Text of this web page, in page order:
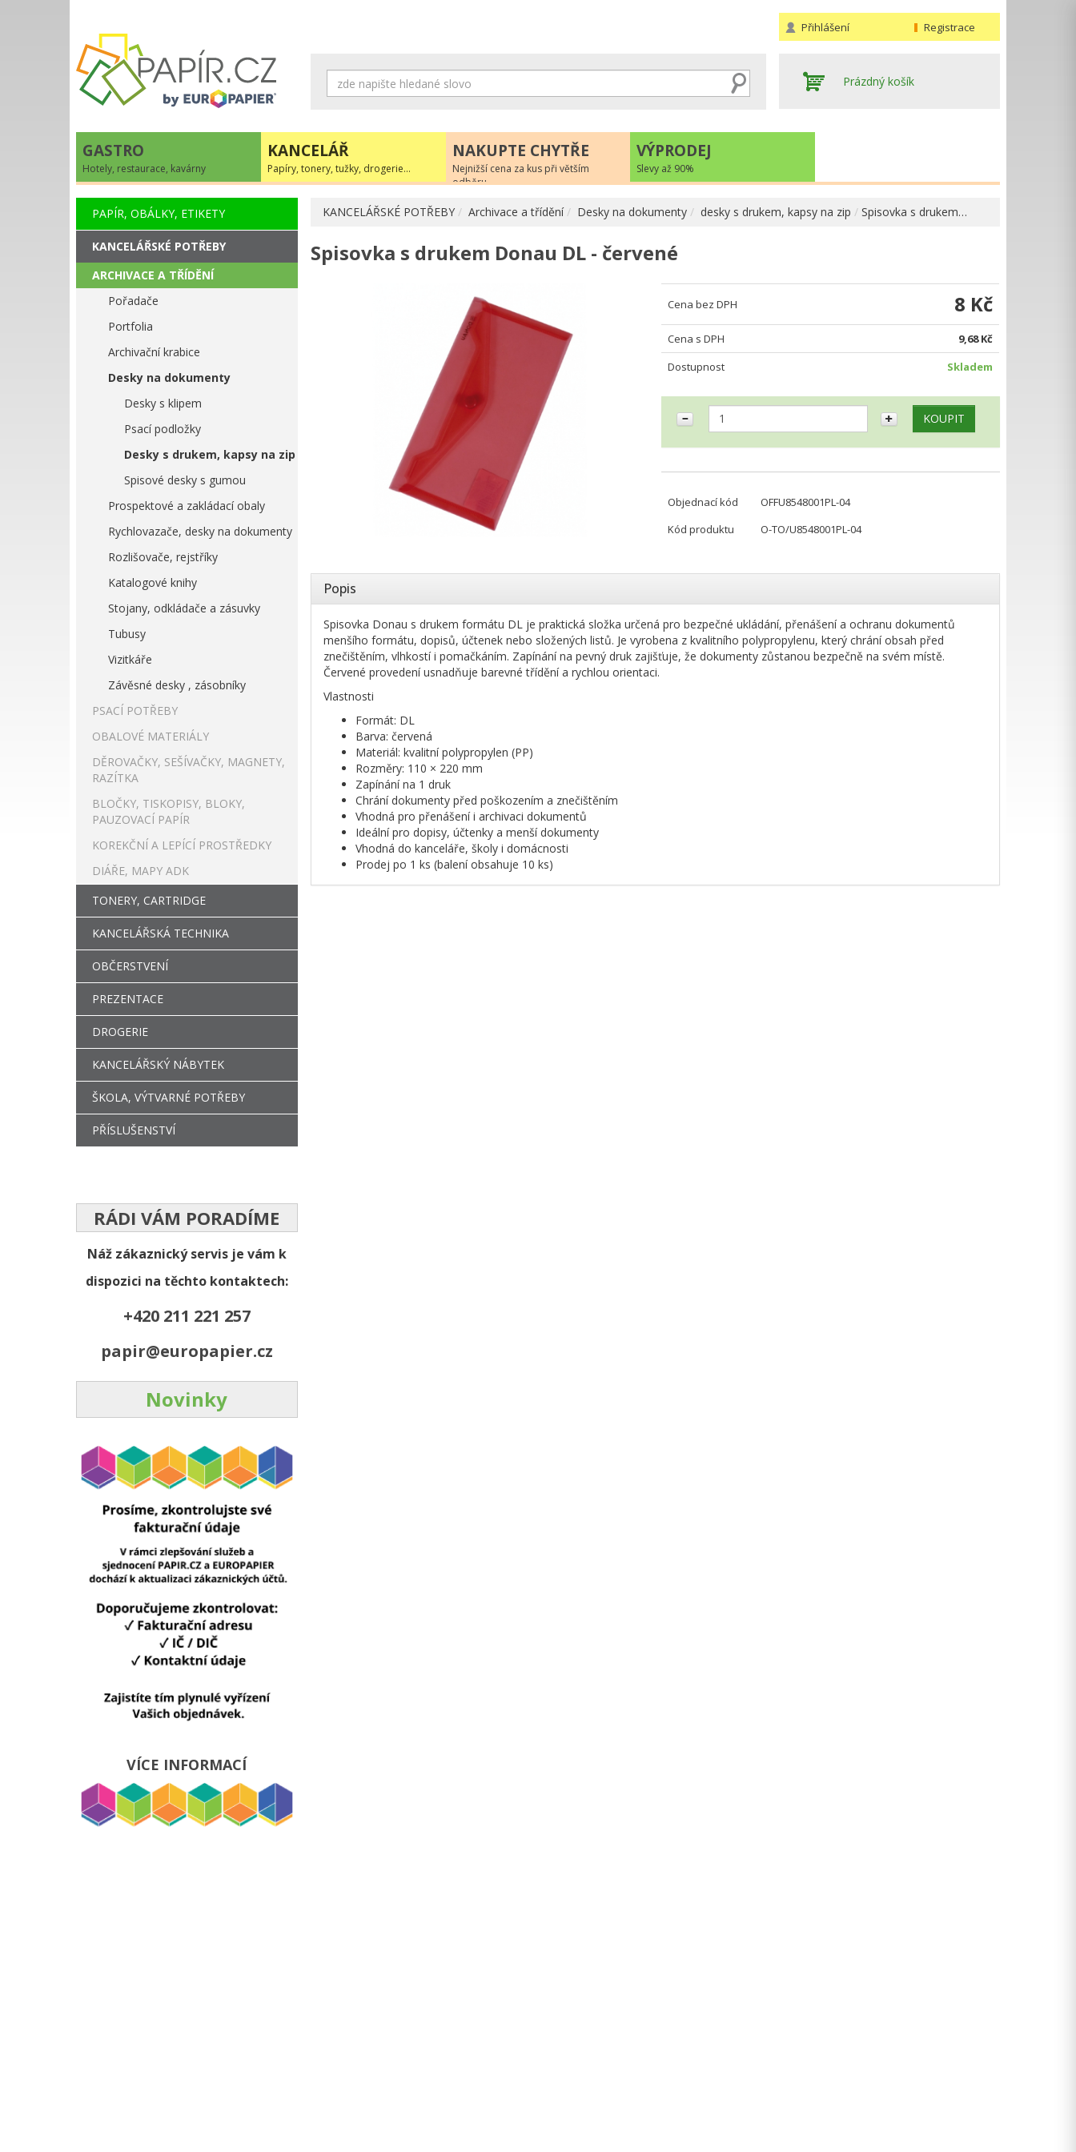
Přihlášení Registrace
Prázdný košík
GASTRO
Hotely, restaurace, kavárny
KANCELÁŘ
Papíry, tonery, tužky, drogerie...
NAKUPTE CHYTŘE
Nejnižší cena za kus při větším
odběru
VÝPRODEJ
Slevy až 90%
KANCELÁŘSKÉ POTŘEBY Archivace a třídění Desky na dokumenty desky s drukem, kapsy na zip Spisovka s drukem…
Spisovka s drukem Donau DL - červené
Cena bez DPH 8 Kč
Cena s DPH
9,68 Kč
Dostupnost
Skladem
Objednací kód
OFFU8548001PL-04
Kód produktu
O-TO/U8548001PL-04
Popis
Spisovka Donau s drukem formátu DL je praktická složka určená pro bezpečné ukládání, přenášení a ochranu dokumentů
menšího formátu, dopisů, účtenek nebo složených listů. Je vyrobena z kvalitního polypropylenu, který chrání obsah před
znečištěním, vlhkostí i pomačkáním. Zapínání na pevný druk zajišťuje, že dokumenty zůstanou bezpečně na svém místě.
Červené provedení usnadňuje barevné třídění a rychlou orientaci.
Vlastnosti
Formát: DL
Barva: červená
Materiál: kvalitní polypropylen (PP)
Rozměry: 110 × 220 mm
Zapínání na 1 druk
Chrání dokumenty před poškozením a znečištěním
Vhodná pro přenášení i archivaci dokumentů
Ideální pro dopisy, účtenky a menší dokumenty
Vhodná do kanceláře, školy i domácnosti
Prodej po 1 ks (balení obsahuje 10 ks)
PAPÍR, OBÁLKY, ETIKETY
KANCELÁŘSKÉ POTŘEBY
ARCHIVACE A TŘÍDĚNÍ
Pořadače
Portfolia
Archivační krabice
Desky na dokumenty
Desky s klipem
Psací podložky
Desky s drukem, kapsy na zip
Spisové desky s gumou
Prospektové a zakládací obaly
Rychlovazače, desky na dokumenty
Rozlišovače, rejstříky
Katalogové knihy
Stojany, odkládače a zásuvky
Tubusy
Vizitkáře
Závěsné desky , zásobníky
PSACÍ POTŘEBY
OBALOVÉ MATERIÁLY
DĚROVAČKY, SEŠÍVAČKY, MAGNETY,
RAZÍTKA
BLOČKY, TISKOPISY, BLOKY,
PAUZOVACÍ PAPÍR
KOREKČNÍ A LEPÍCÍ PROSTŘEDKY
DIÁŘE, MAPY ADK
TONERY, CARTRIDGE
KANCELÁŘSKÁ TECHNIKA
OBČERSTVENÍ
PREZENTACE
DROGERIE
KANCELÁŘSKÝ NÁBYTEK
ŠKOLA, VÝTVARNÉ POTŘEBY
PŘÍSLUŠENSTVÍ
RÁDI VÁM PORADÍME
Náž zákaznický servis je vám k
dispozici na těchto kontaktech:
+420 211 221 257
papir@europapier.cz
Novinky
VÍCE INFORMACÍ